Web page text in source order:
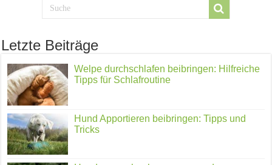
Letzte Beiträge
Welpe durchschlafen beibringen: Hilfreiche
Tipps für Schlafroutine
Hund Apportieren beibringen: Tipps und
Tricks